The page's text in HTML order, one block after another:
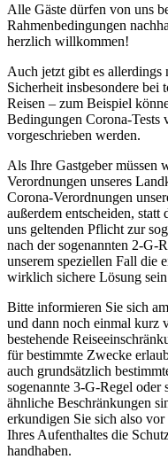
Alle Gäste dürfen von uns
Rahmenbedingungen
herzlich willkommen!
Auch jetzt gibt es allerdings
Sicherheit insbesondere bei
Reisen – zum Beispiel
Bedingungen Corona-Tests
vorgeschrieben werden.
Als Ihre Gastgeber müssen
Verordnungen unseres
Corona-Verordnungen
außerdem entscheiden,
uns geltenden Pflicht zur
nach der sogenannten 2-G-
unserem speziellen Fall die
wirklich sichere Lösung
Bitte informieren Sie sich
und dann noch einmal kurz
bestehende
für bestimmte Zwecke
auch grundsätzlich
sogenannte 3-G-Regel oder
ähnliche Beschränkungen
erkundigen Sie sich also
Ihres Aufenthaltes die
handhaben.